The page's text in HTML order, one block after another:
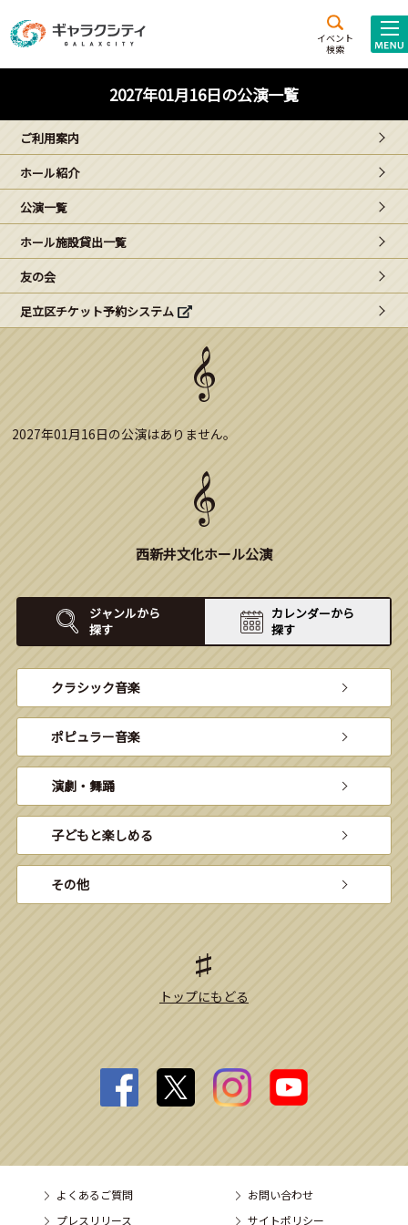
イベント
検索
施設案内
西新井
文化ホール
ギャラクシティとは
こどもみーてぃんぐ
Gがくえん
ブランドからのお知らせ
2027年01月16日の公演一覧
ご利用案内
ホール紹介
公演一覧
ホール施設貸出一覧
友の会
足立区チケット予約システム
2027年01月16日の公演はありません。
西新井文化ホール公演
ジャンルから
探す
カレンダーから
探す
クラシック音楽
ポピュラー音楽
演劇・舞踊
子どもと楽しめる
その他
トップにもどる
よくあるご質問
お問い合わせ
プレスリリース
サイトポリシー